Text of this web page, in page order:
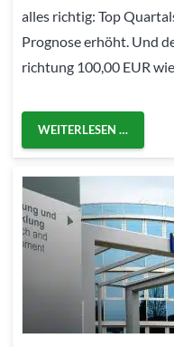
alles richtig: Top
Prognose erhöht. Und
richtung 100,00 EUR
WEITERLESEN …